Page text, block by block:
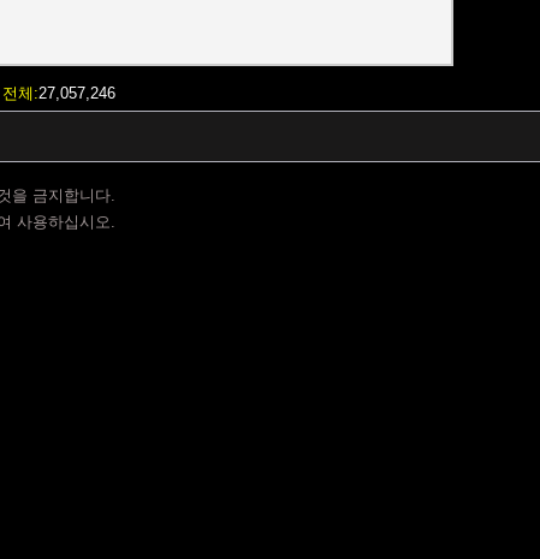
전체 27,057,246
을 금지합니다.
사용하십시오.